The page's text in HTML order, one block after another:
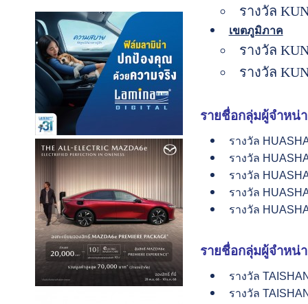
รางวัล
เขตภูมิภาค
รางวัล
รางวัล
รายชื่อกลุ่มผู้จำหน่
รางวัล
รางวัล
รางวัล
รางวัล
รางวัล
รายชื่อกลุ่มผู้จำหน่
รางวัล
รางวัล